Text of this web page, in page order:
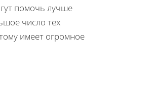
помочь лучше
число тех
имеет огромное